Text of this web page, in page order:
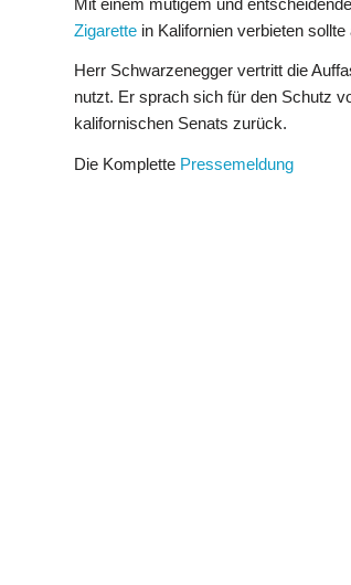
Zigarette in Kalifornien verbieten sollte
Herr Schwarzenegger vertritt die
nutzt. Er sprach sich für den Schutz
kalifornischen Senats zurück.
Die Komplette Pressemeldung